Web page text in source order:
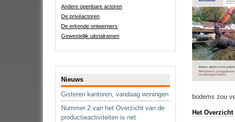
Andere openbare actoren
De privéactoren
De erkende ontwerpers
Gewestelijk uitstalramen
Nieuws
Gisteren kantoren, vandaag woningen
Nummer 2 van het Overzicht van de
productieactiviteiten is net
bodems zou
Het